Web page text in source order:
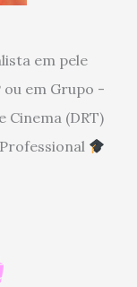
em pele
ou em Grupo -
Cinema (DRT)